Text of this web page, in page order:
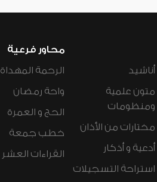
أناشيد
متون علمية
ومنظومات
مختارات من الأذان
أدعية و أذكار
استراحة التسجيلات
محاور فرعية
الرحمة المهداة
واحة رمضان
الحج و العمرة
خطب جمعة
القراءات العشر